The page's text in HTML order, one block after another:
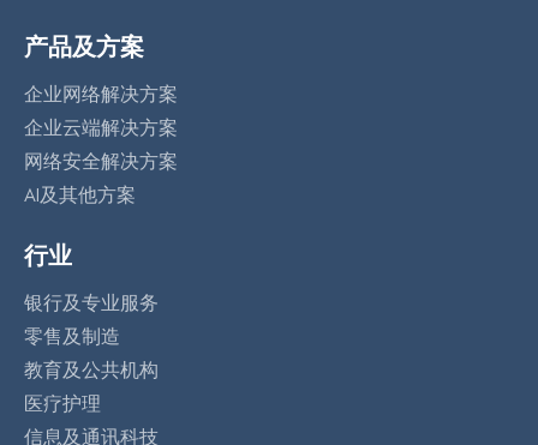
产品及方案
企业网络解决方案
企业云端解决方案
网络安全解决方案
AI及其他方案
行业
银行及专业服务
零售及制造
教育及公共机构
医疗护理
信息及通讯科技